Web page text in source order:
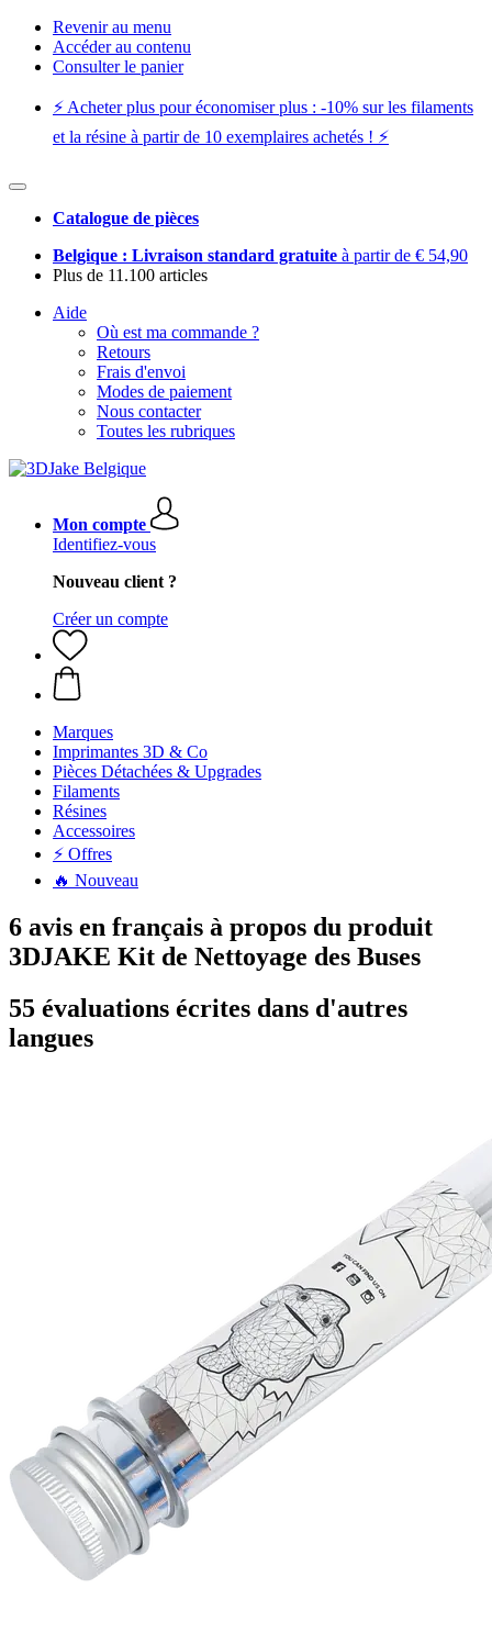
Revenir au menu
Accéder au contenu
Consulter le panier
⚡️ Acheter plus pour économiser plus : -10% sur les filaments
et la résine à partir de 10 exemplaires achetés ! ⚡️
Catalogue de pièces
Belgique : Livraison standard gratuite à partir de € 54,90
Plus de 11.100 articles
Aide
Où est ma commande ?
Retours
Frais d'envoi
Modes de paiement
Nous contacter
Toutes les rubriques
Mon compte
Identifiez-vous
Nouveau client ?
Créer un compte
Marques
Imprimantes 3D & Co
Pièces Détachées & Upgrades
Filaments
Résines
Accessoires
⚡ Offres
🔥 Nouveau
6 avis en français à propos du produit
3DJAKE Kit de Nettoyage des Buses
55 évaluations écrites dans d'autres
langues